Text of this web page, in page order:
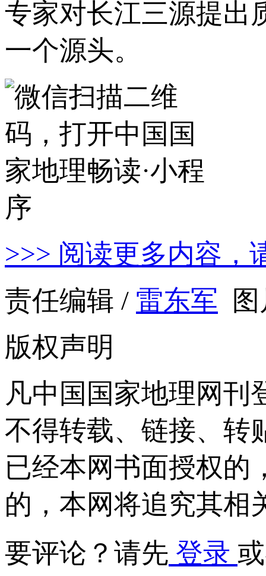
专家对长江三源提出
一个源头。
>>> 阅读更多内容，
责任编辑 / 雷东军
版权声明
凡中国国家地理网刊
不得转载、链接、转
已经本网书面授权的
的，本网将追究其相
要评论？请先 登录